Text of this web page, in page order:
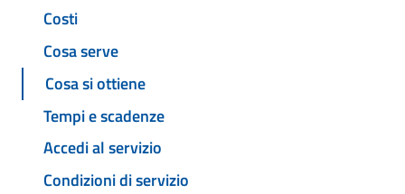
Costi
Cosa serve
Cosa si ottiene
Tempi e scadenze
Accedi al servizio
Condizioni di servizio